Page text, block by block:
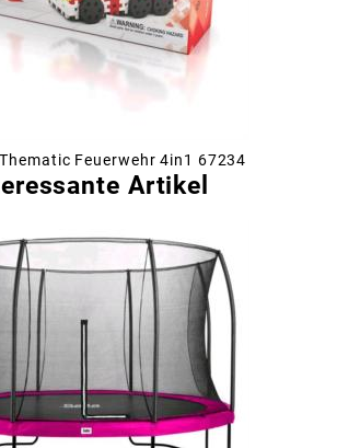
Feuerwehr 4in1 67234
Artikel